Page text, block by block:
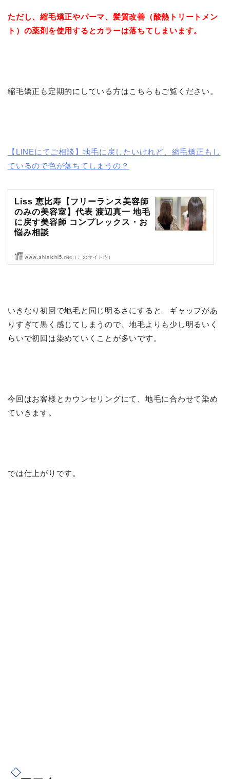
ただし、縮毛矯正やパーマ、髪質改善（酸熱トリートメン
ト）の薬剤を使用するとカラーは落ちてしまいます。
縮毛矯正も定期的にしている方はこちらもご覧ください。
【LINEにてご相談】地毛に戻したいけれど、縮毛矯正もし
ているので色が落ちてしまうの？
Liss 恵比寿【フリーランス美容師
のみの美容室】代表 渡辺真一 地毛
に戻す美容師 コンプレックス・お
悩み相談
Liss 恵比寿【フリーランス美容師のみの美容室】代表 渡辺真一 地毛
www.shinichi5.net（このサイト内）
いきなり初回で地毛と同じ明るさにすると、ギャップがあ
りすぎて黒く感じてしまうので、地毛よりも少し明るいく
らいで初回は染めていくことが多いです。
今回はお客様とカウンセリングにて、地毛に合わせて染め
ていきます。
では仕上がりです。